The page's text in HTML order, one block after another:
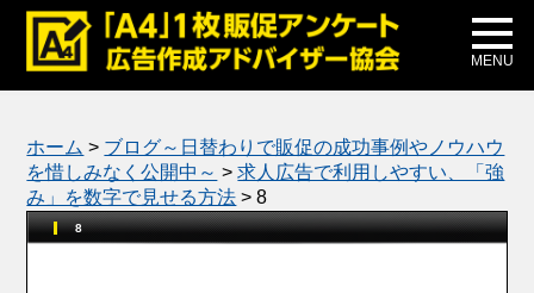
MENU
メディア掲載
公式ブログ
ホーム > ブログ～日替わりで販促の成功事例やノウハウ
を惜しみなく公開中～ >求人広告で利用しやすい、「強
み」を数字で見せる方法 >8
8